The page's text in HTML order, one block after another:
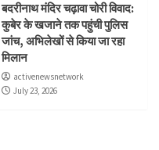
बदरीनाथ मंदिर चढ़ावा चोरी विवाद:
कुबेर के खजाने तक पहुंची पुलिस
जांच, अभिलेखों से किया जा रहा
मिलान
activenewsnetwork
July 23, 2026